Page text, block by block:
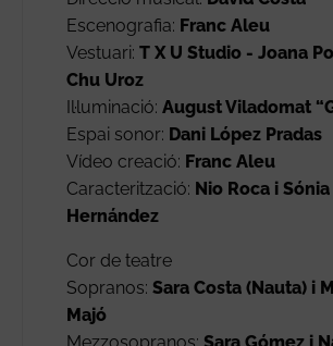
Escenografia: Franc Aleu
Vestuari: T X U Studio - Joana
Chu Uroz
Il·luminació: August Viladomat
Espai sonor: Dani López Pradas
Vídeo creació: Franc Aleu
Caracterització: Nio Roca i Sónia
Hernández
Cor de teatre
Sopranos: Sara Costa (Nauta) i
Majó